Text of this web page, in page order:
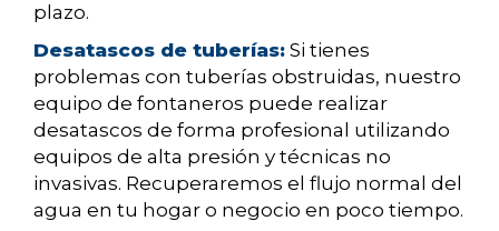
plazo.
Desatascos de tuberías: Si tienes
problemas con tuberías obstruidas, nuestro
equipo de fontaneros puede realizar
desatascos de forma profesional utilizando
equipos de alta presión y técnicas no
invasivas. Recuperaremos el flujo normal del
agua en tu hogar o negocio en poco tiempo.